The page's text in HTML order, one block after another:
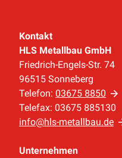
Kontakt
HLS Metallbau GmbH
Friedrich-Engels-Str. 74
96515 Sonneberg
Telefon: 03675 8850
Telefax: 03675 885130
info@hls-metallbau.de
Unternehmen